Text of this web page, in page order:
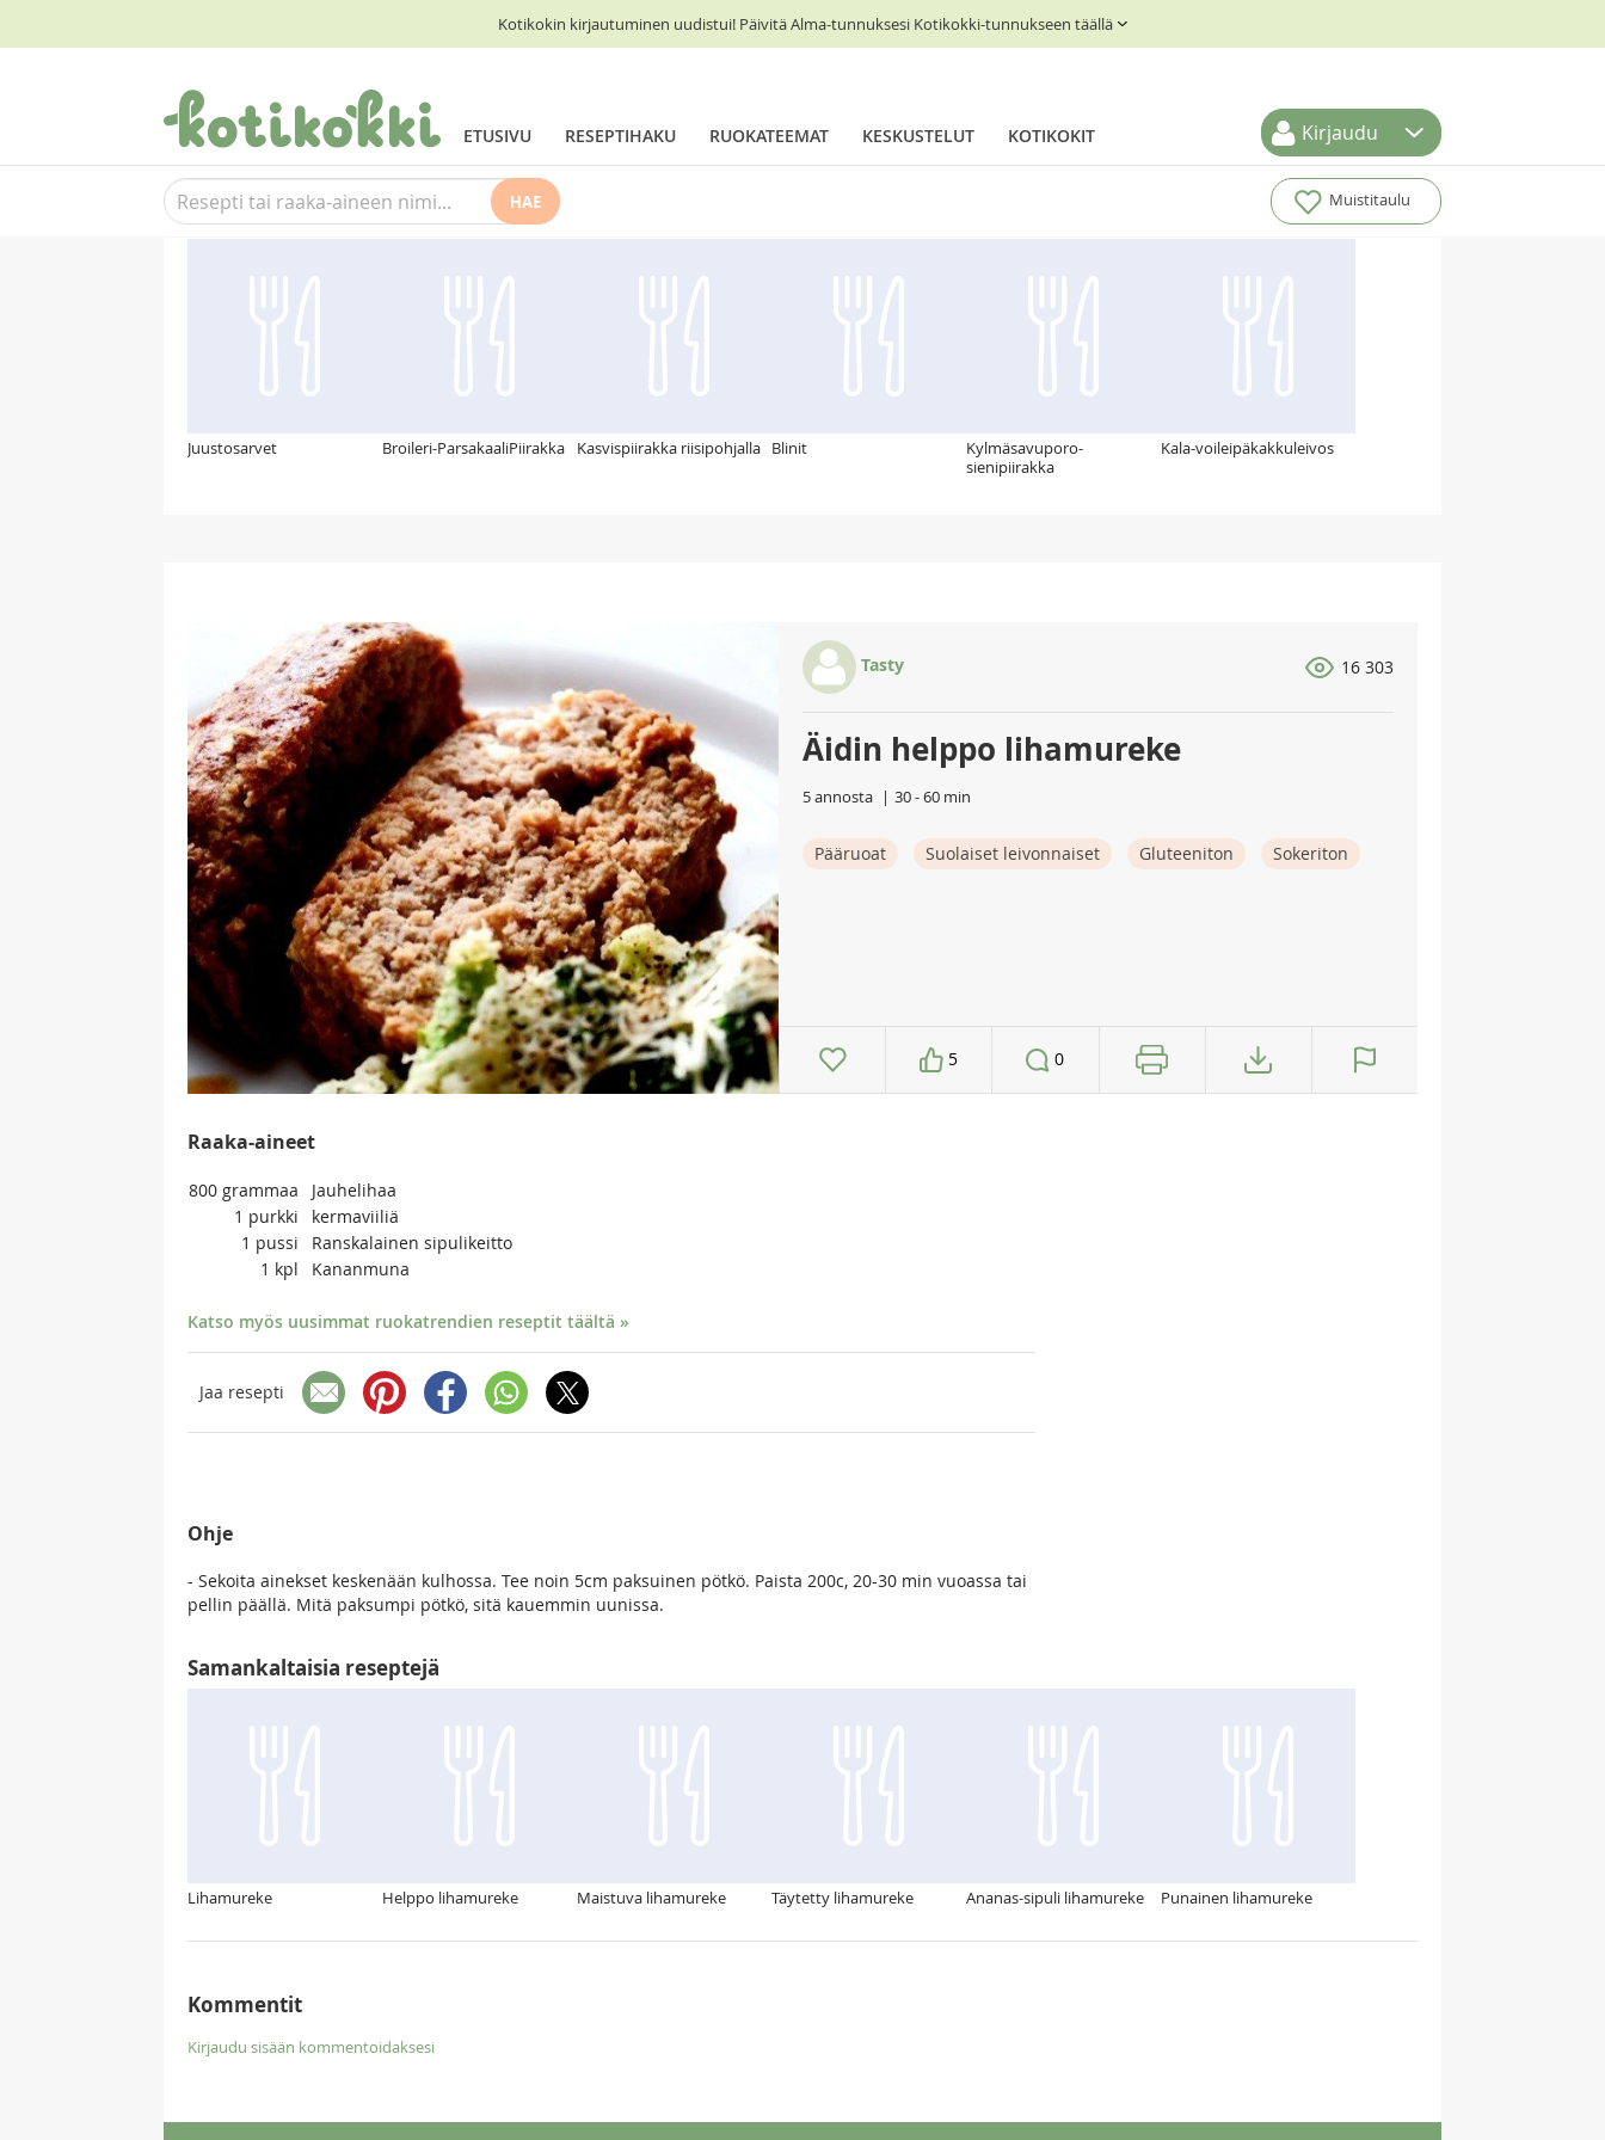
Kotikokin kirjautuminen uudistui! Päivitä Alma-tunnuksesi Kotikokki-tunnukseen täällä
ETUSIVU RESEPTIHAKU RUOKATEEMAT KESKUSTELUT KOTIKOKIT Kirjaudu
HAE Muistitaulu
Suosittelemme myös
Juustosarvet Broileri-ParsakaaliPiirakka Kasvispiirakka riisipohjalla Blinit
Kylmäsavuporo-
sienipiirakka
Kala-voileipäkakkuleivos
Tasty 16 303
Äidin helppo lihamureke
5 annosta 30 - 60 min
Pääruoat Suolaiset leivonnaiset Gluteeniton Sokeriton
5 0
Raaka-aineet
800 grammaa
Jauhelihaa
1 purkki
kermaviiliä
1 pussi
Ranskalainen sipulikeitto
1 kpl Kananmuna
Katso myös uusimmat ruokatrendien reseptit täältä »
Jaa resepti
Ohje
- Sekoita ainekset keskenään kulhossa. Tee noin 5cm paksuinen pötkö. Paista 200c, 20-30 min vuoassa tai
pellin päällä. Mitä paksumpi pötkö, sitä kauemmin uunissa.
Samankaltaisia reseptejä
Lihamureke Helppo lihamureke Maistuva lihamureke Täytetty lihamureke Ananas-sipuli lihamureke Punainen lihamureke
Kommentit
Kirjaudu sisään kommentoidaksesi